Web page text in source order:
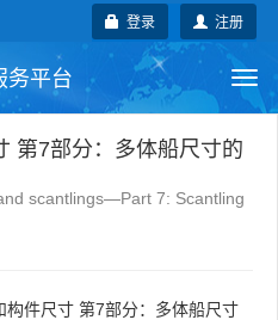
注册
登录
务平台
标准 地方标准
标准 国际标准
第7部分：多体船尺寸的
scantlings—Part 7: Scantling
构件尺寸 第7部分：多体船尺寸